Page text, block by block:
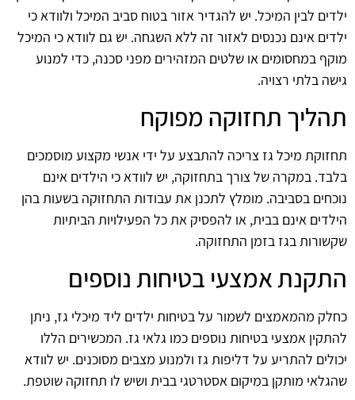
ילדים לבין המיכל. יש להגדיר אזור בטוח סביב המיכל ולוודא כי
ילדים אינם נכנסים לאזור זה ללא השגחה. יש גם לוודא כי המיכל
מוקף במחסומים או שלטים המזהירים מפני סכנה, כדי למנוע
גישה בלתי רצויה.
תהליך תחזוקה מפוקח
תחזוקת מיכל גז צריכה להתבצע על ידי אנשי מקצוע מוסמכים
בלבד. במקרה של צורך בתחזוקה, יש לוודא כי הילדים אינם
נוכחים בסביבה. מומלץ לתכנן את עבודות התחזוקה בשעות בהן
הילדים אינם בבית, או להפסיק את כל הפעילויות הביתיות
שקשורות בגז בזמן התחזוקה.
התקנת אמצעי בטיחות נוספים
כחלק מהמאמצים לשמור על בטיחות ילדים ליד מיכלי גז, ניתן
להתקין אמצעי בטיחות נוספים כמו גלאי גז. המכשירים הללו
יכולים להתריע על דליפות גז ולמנוע מצבים מסוכנים. יש לוודא
שהגלאי מותקן במיקום אסטרטגי בבית ושיש לו תחזוקה שוטפת.